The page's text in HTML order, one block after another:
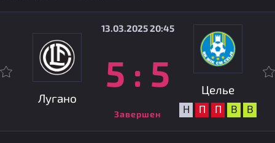
Лугано
13.03.2025 20:45
5 : 5
Завершен
Целье
Н П П В В